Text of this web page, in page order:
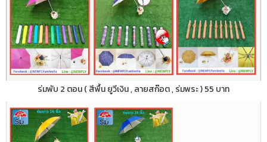
ร่มพับ 2 ตอน ( สีพื้น ยูวีเงิน , ลายสก๊อต , ร่มพระ ) 55 บาท